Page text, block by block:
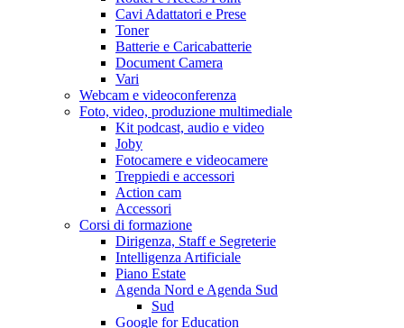
Cavi Adattatori e Prese
Toner
Batterie e Caricabatterie
Document Camera
Vari
Webcam e videoconferenza
Foto, video, produzione multimediale
Kit podcast, audio e video
Joby
Fotocamere e videocamere
Treppiedi e accessori
Action cam
Accessori
Corsi di formazione
Dirigenza, Staff e Segreterie
Intelligenza Artificiale
Piano Estate
Agenda Nord e Agenda Sud
Sud
Google for Education